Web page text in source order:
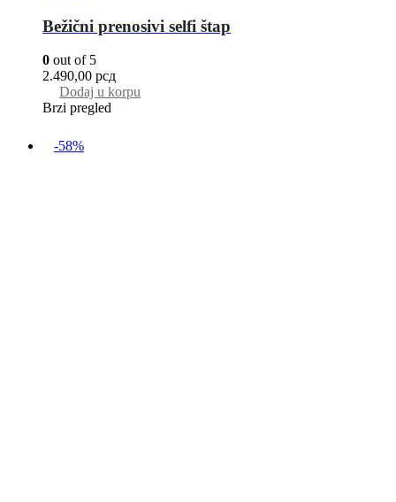
Bežični prenosivi selfi štap
0 out of 5
2.490,00 рсд
Dodaj u korpu
Brzi pregled
-58%